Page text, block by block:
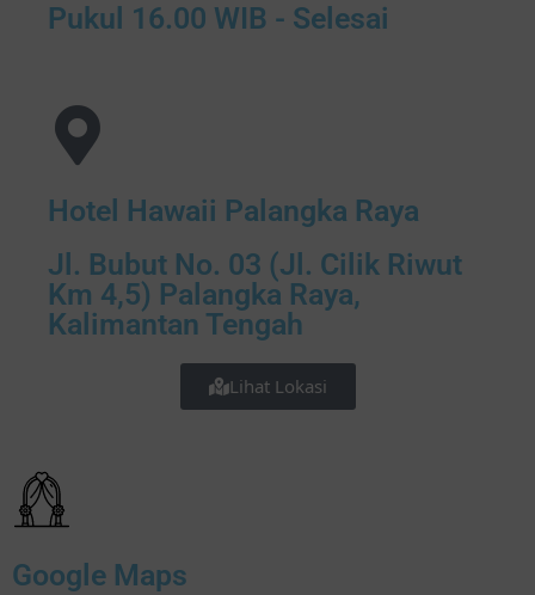
Pukul 16.00 WIB - Selesai
Hotel Hawaii Palangka Raya
Jl. Bubut No. 03 (Jl. Cilik Riwut
Km 4,5) Palangka Raya,
Kalimantan Tengah
Lihat Lokasi
Google Maps